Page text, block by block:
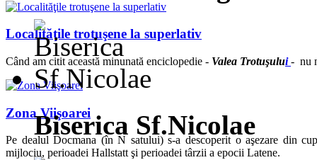
Localităţile trotuşene la superlativ
Când am citit această minunată enciclopedie - Valea Trotuşului - nu
Zona Viişoarei
Pe dealul Docmana (în N satului) s-a descoperit o aşezare din
mijlociu, perioadei Hallstatt şi perioadei târzii a epocii Latene.
Biserica Sf.Nicolae